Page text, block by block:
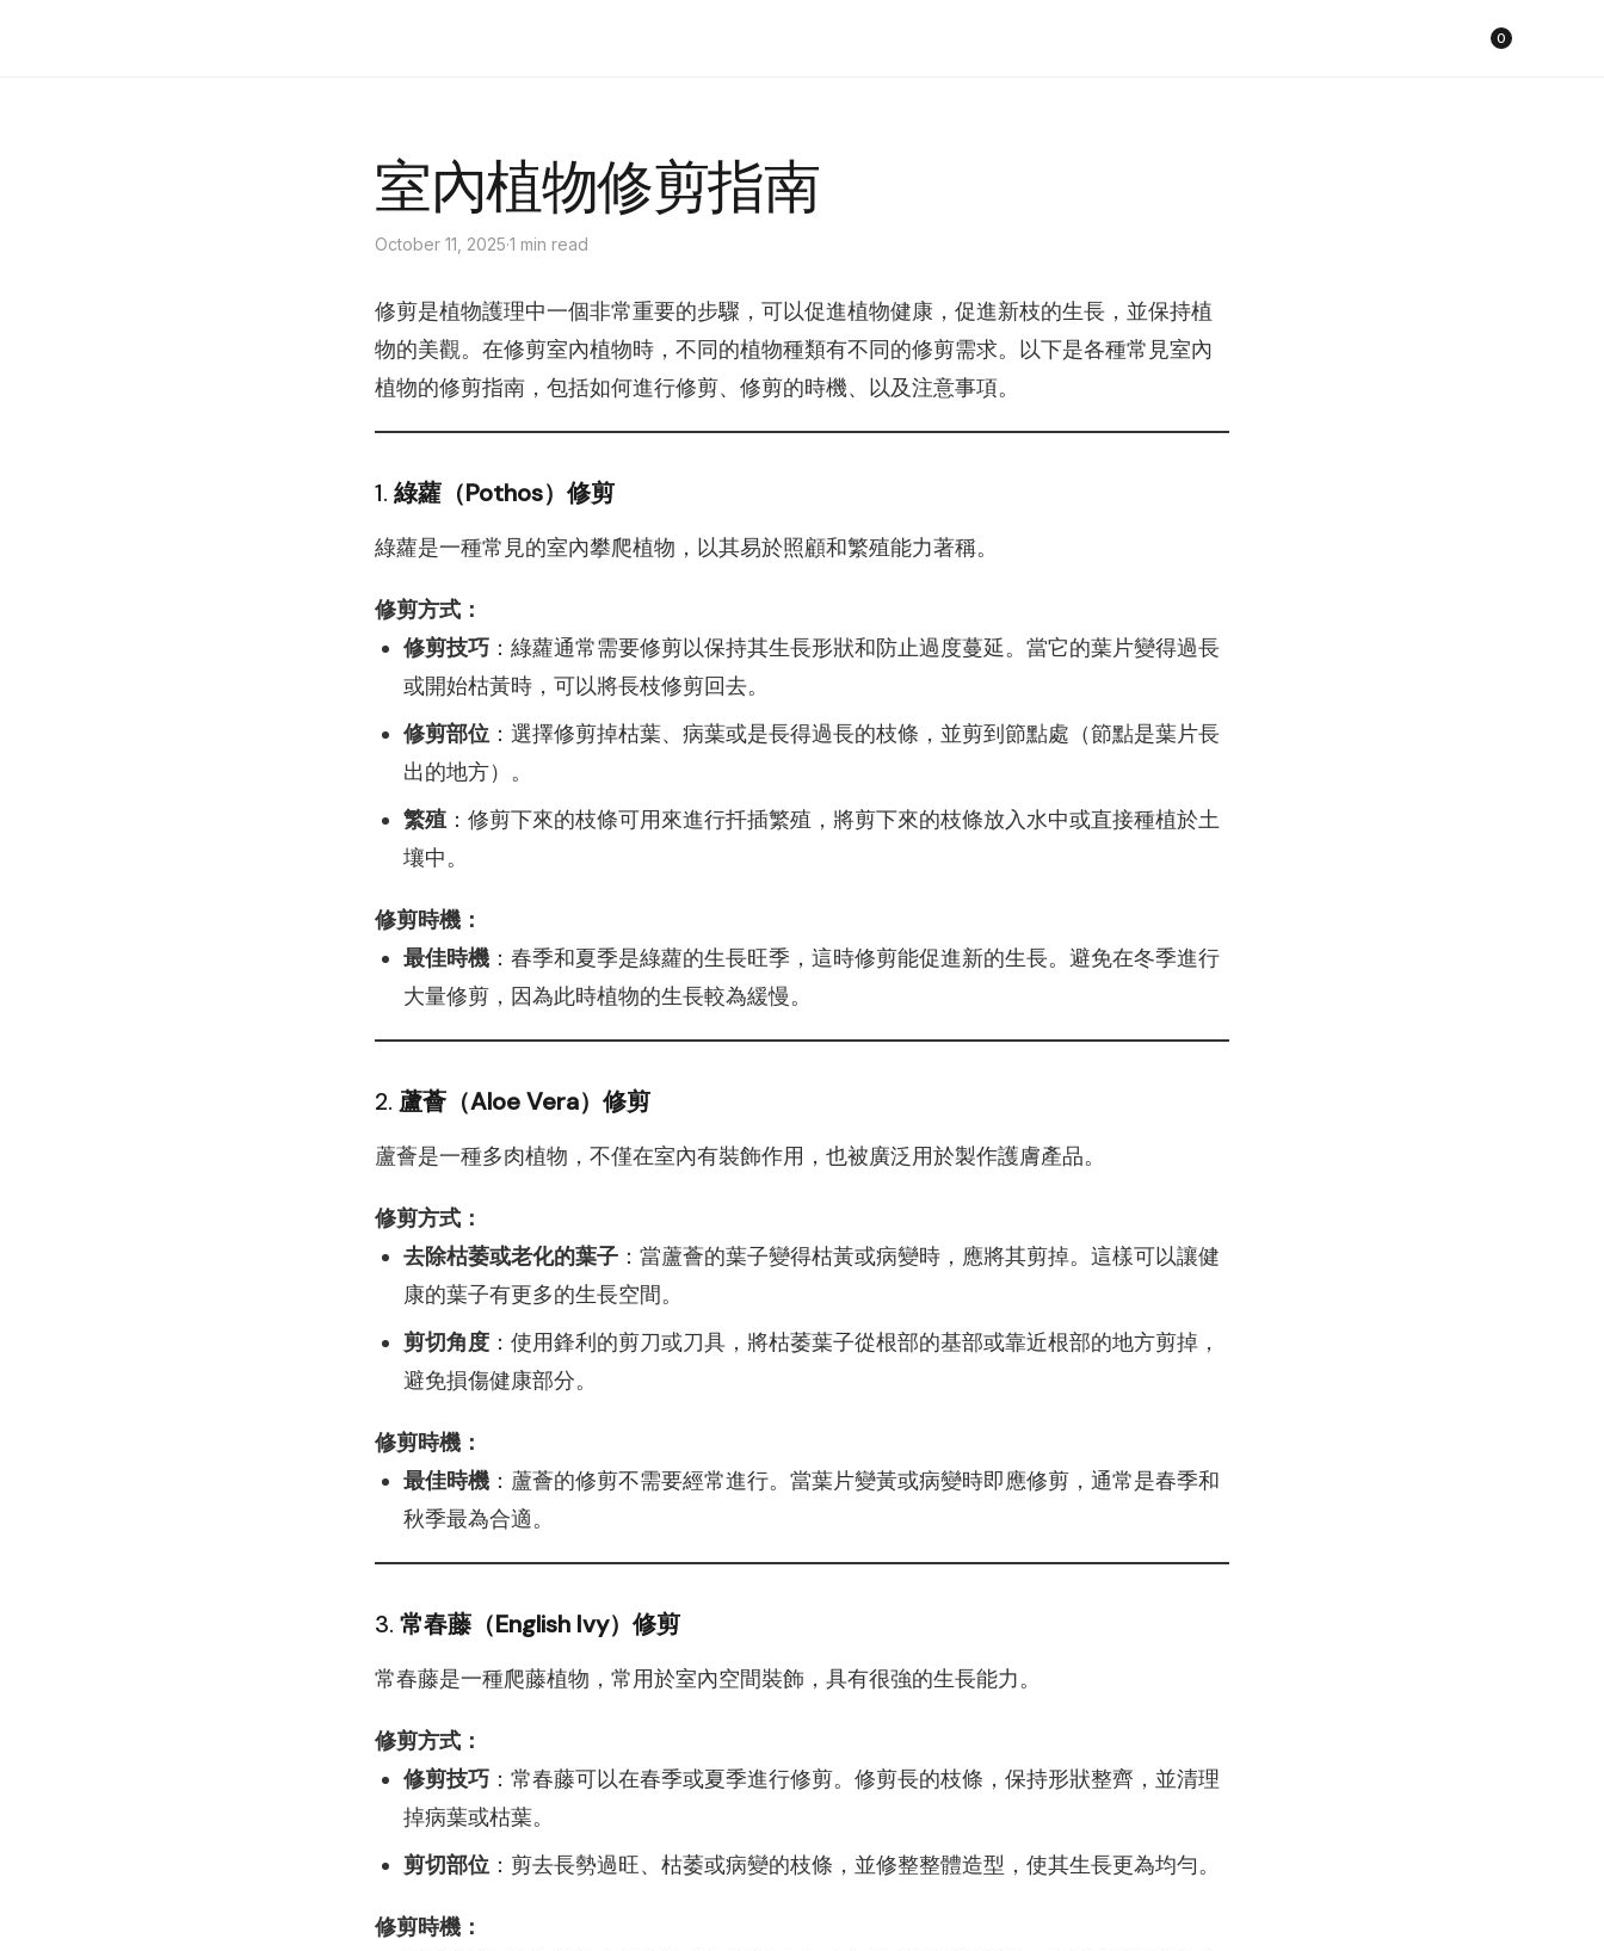
0 Cart
室內植物修剪指南
October 11, 2025·1 min read
修剪是植物護理中一個非常重要的步驟，可以促進植物健康，促進新枝的生長，並保持植
物的美觀。在修剪室內植物時，不同的植物種類有不同的修剪需求。以下是各種常見室內
植物的修剪指南，包括如何進行修剪、修剪的時機、以及注意事項。
1. 綠蘿（Pothos）修剪
綠蘿是一種常見的室內攀爬植物，以其易於照顧和繁殖能力著稱。
修剪方式：
修剪技巧 ：綠蘿通常需要修剪以保持其生長形狀和防止過度蔓延。當它的葉片變得過長
或開始枯黃時，可以將長枝修剪回去。
修剪部位 ：選擇修剪掉枯葉、病葉或是長得過長的枝條，並剪到節點處（節點是葉片長
出的地方）。
繁殖 ：修剪下來的枝條可用來進行扦插繁殖，將剪下來的枝條放入水中或直接種植於土
壤中。
修剪時機：
最佳時機 ：春季和夏季是綠蘿的生長旺季，這時修剪能促進新的生長。避免在冬季進行
大量修剪，因為此時植物的生長較為緩慢。
2. 蘆薈（Aloe Vera）修剪
蘆薈是一種多肉植物，不僅在室內有裝飾作用，也被廣泛用於製作護膚產品。
修剪方式：
去除枯萎或老化的葉子 ：當蘆薈的葉子變得枯黃或病變時，應將其剪掉。這樣可以讓健
康的葉子有更多的生長空間。
剪切角度 ：使用鋒利的剪刀或刀具，將枯萎葉子從根部的基部或靠近根部的地方剪掉，
避免損傷健康部分。
修剪時機：
最佳時機 ：蘆薈的修剪不需要經常進行。當葉片變黃或病變時即應修剪，通常是春季和
秋季最為合適。
3. 常春藤（English Ivy）修剪
常春藤是一種爬藤植物，常用於室內空間裝飾，具有很強的生長能力。
修剪方式：
修剪技巧 ：常春藤可以在春季或夏季進行修剪。修剪長的枝條，保持形狀整齊，並清理
掉病葉或枯葉。
剪切部位 ：剪去長勢過旺、枯萎或病變的枝條，並修整整體造型，使其生長更為均勻。
修剪時機：